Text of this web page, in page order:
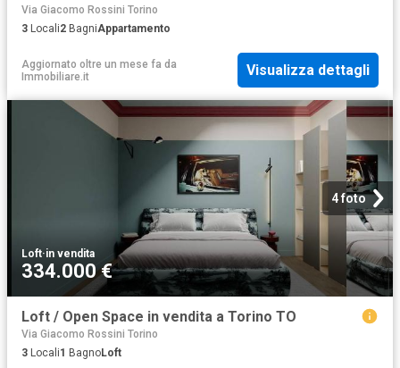
Via Giacomo Rossini Torino
3 Locali2 BagniAppartamento
Aggiornato oltre un mese fa da
Immobiliare.it
Visualizza dettagli
4 foto
Loft·in vendita
334.000 €
Loft / Open Space in vendita a Torino TO
Via Giacomo Rossini Torino
3 Locali1 BagnoLoft